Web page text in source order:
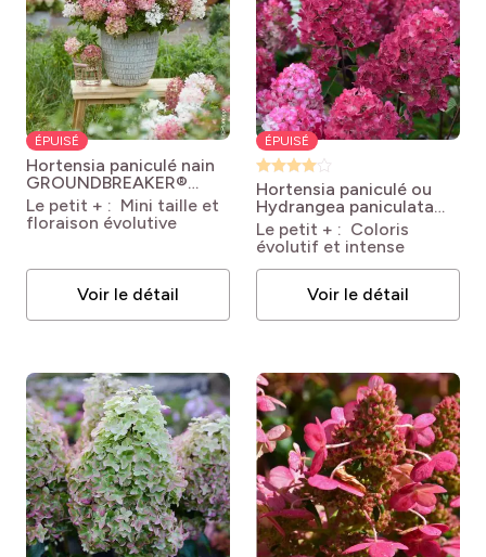
ÉPUISÉ
Hortensia paniculé nain
GROUNDBREAKER®
Blush Hydrangea
paniculata 'LC NO21'
GROUNDBREAKER®
Le petit + : Mini taille et
floraison évolutive
Voir le détail
ÉPUISÉ
Hortensia paniculé ou
Hydrangea paniculata
FRAMBOISINE® Rensam
Hydrangea paniculata
Framboisine ® 'Rensam'
Le petit + : Coloris
évolutif et intense
Voir le détail